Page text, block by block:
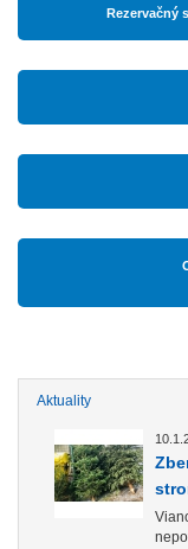
Rezervačný
Aktuality